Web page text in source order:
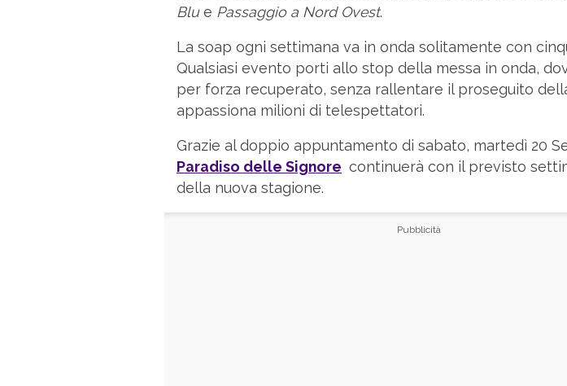
Blue Passaggio a Nord Ovest.
La soap ogni settimana va in onda solitamente con
Qualsiasi evento porti allo stop della messa in onda,
per forza recuperato, senza rallentare il proseguito
appassiona milioni di telespettatori.
Grazie al doppio appuntamento di sabato, martedì 20
Paradiso delle Signore continuerà con il previsto
della nuova stagione.